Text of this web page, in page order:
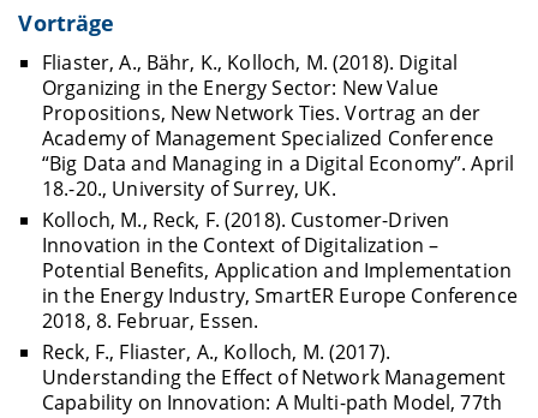
Vorträge
Fliaster, A., Bähr, K., Kolloch, M. (2018). Digital
Organizing in the Energy Sector: New Value
Propositions, New Network Ties. Vortrag an der
Academy of Management Specialized Conference
“Big Data and Managing in a Digital Economy”. April
18.-20., University of Surrey, UK.
Kolloch, M., Reck, F. (2018). Customer-Driven
Innovation in the Context of Digitalization –
Potential Benefits, Application and Implementation
in the Energy Industry, SmartER Europe Conference
2018, 8. Februar, Essen.
Reck, F., Fliaster, A., Kolloch, M. (2017).
Understanding the Effect of Network Management
Capability on Innovation: A Multi-path Model, 77th